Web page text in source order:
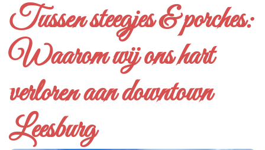
Tussen steegjes & porches:
Waarom wij ons hart
verloren aan downtown
Leesburg